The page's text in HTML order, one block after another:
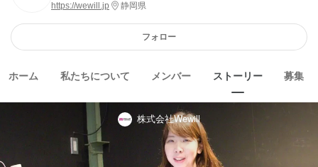
https://wewill.jp 静岡県
フォロー
ホーム 私たちについて メンバー ストーリー 募集
株式会社Wewill